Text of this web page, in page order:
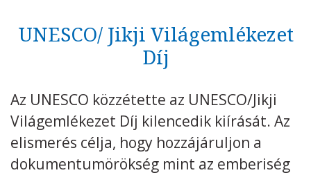
TÉMÁK
DOKUMENTUMTÁR
Aktuális felhívások
UNESCO díjak
KAPCSOLAT
UNESCO/ Jikji Világemlékezet
Díj
Az UNESCO közzétette az UNESCO/Jikji
Világemlékezet Díj kilencedik kiírását. Az
elismerés célja, hogy hozzájáruljon a
dokumentumörökség mint az emberiség